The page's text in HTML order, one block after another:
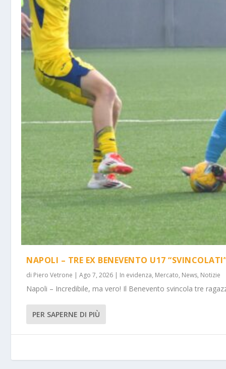
NAPOLI – TRE EX BENEVENTO U17
di Piero Vetrone |Ago 7, 2026 | In evidenza, Mercato, News, Notizie
Napoli – Incredibile, ma vero! Il Benevento svincola tre
PER SAPERNE DI PIÙ